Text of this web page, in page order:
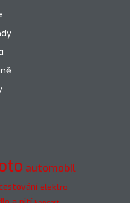
automobil
elektro